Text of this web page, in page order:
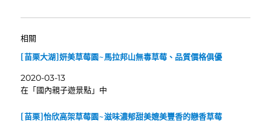
相關
[苗栗大湖]妍美草莓園~馬拉邦山無毒草莓、品質價格俱優
2020-03-13
在「國內親子遊景點」中
[苗栗]怡欣高架草莓園~滋味濃郁甜美媲美豐香的戀香草莓